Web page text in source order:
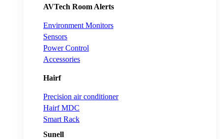
AVTech Room Alerts
Environment Monitors
Sensors
Power Control
Accessories
Hairf
Precision air conditioner
Hairf MDC
Smart Rack
Sunell